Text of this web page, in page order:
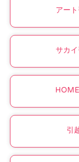
アー
サカ
引